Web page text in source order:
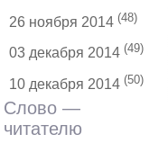
26 ноября 2014 (48)
03 декабря 2014 (49)
10 декабря 2014 (50)
Слово —
читателю